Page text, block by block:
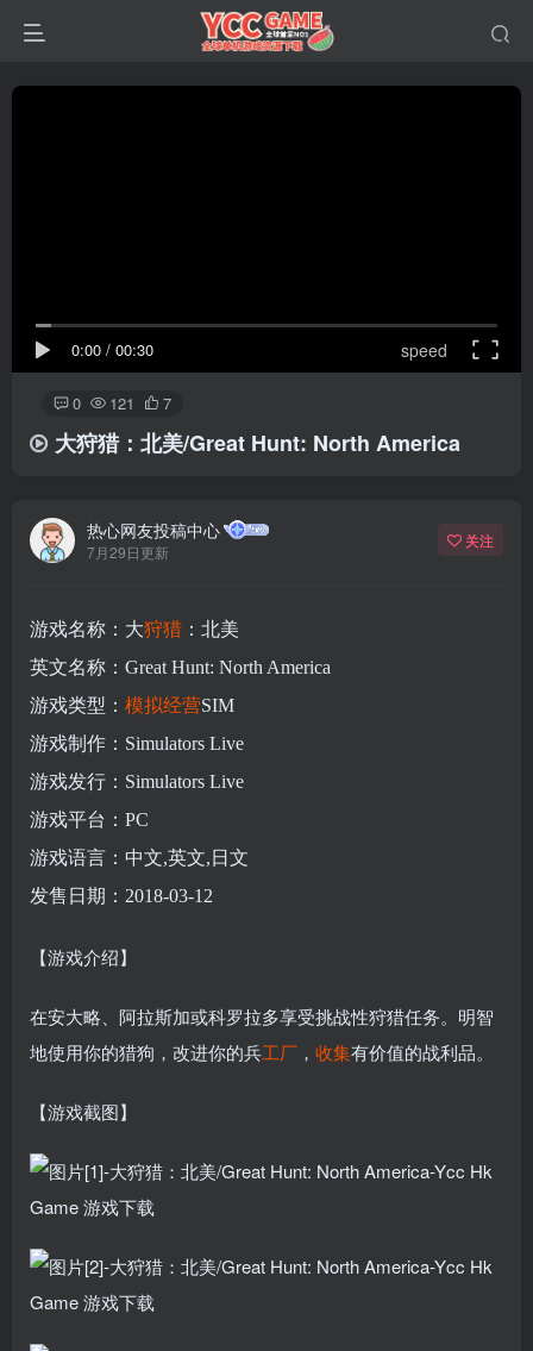
0:00 / 00:30 speed
0 121 7
大狩猎：北美/Great Hunt: North America
热心网友投稿中心
7月29日更新
关注
游戏名称：大狩猎 ：北美
英文名称：Great Hunt: North America
游戏类型： 模拟经营SIM
游戏制作：Simulators Live
游戏发行：Simulators Live
游戏平台：PC
游戏语言：中文,英文,日文
发售日期：2018-03-12
【游戏介绍】
在安大略、阿拉斯加或科罗拉多享受挑战性狩猎任务。明智
地使用你的猎狗，改进你的兵工厂 ， 收集有价值的战利品。
【游戏截图】